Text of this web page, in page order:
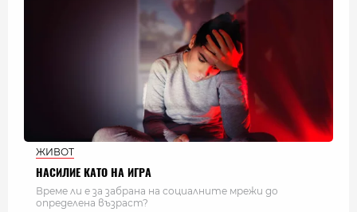
ЖИВОТ
НАСИЛИЕ КАТО НА ИГРА
Време ли е за забрана на социалните мрежи до
определена възраст?